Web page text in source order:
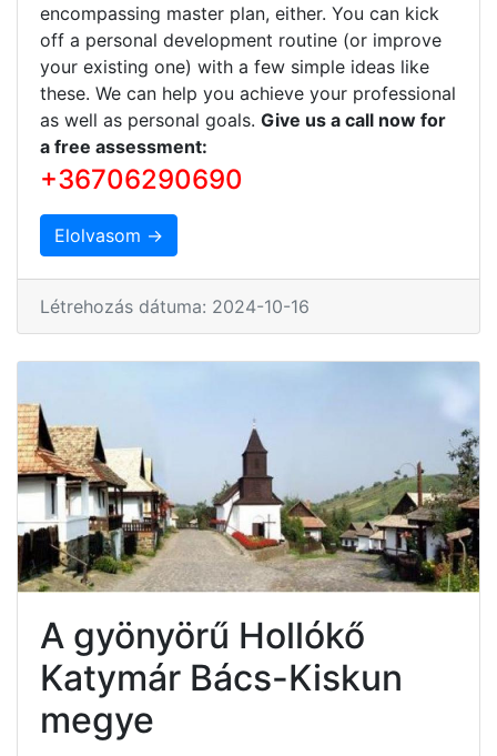
encompassing master plan, either. You can kick
off a personal development routine (or improve
your existing one) with a few simple ideas like
these. We can help you achieve your professional
as well as personal goals. Give us a call now for
a free assessment:
+36706290690
Elolvasom →
Létrehozás dátuma: 2024-10-16
A gyönyörű Hollókő
Katymár Bács-Kiskun
megye